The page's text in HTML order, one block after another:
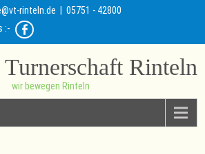
rinteln.de | 05751 - 42800
:-
Rinteln
wir bewegen Rinteln